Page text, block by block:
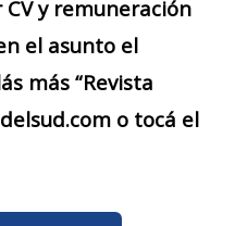
y remuneración
el asunto el
más “Revista
o tocá el